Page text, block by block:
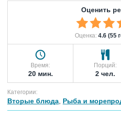
Оценить
Оценка: 4.6 (55
Время:
20 мин.
Порций:
2 чел.
Категории:
Вторые блюда Рыба и